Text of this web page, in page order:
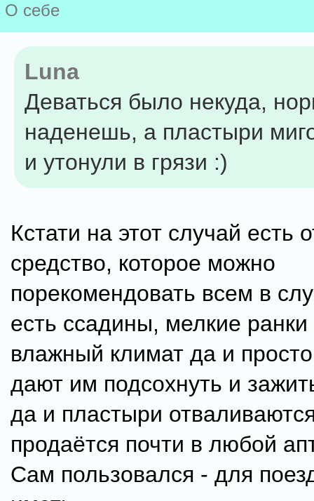
О себе
Luna
Деваться было некуда,
наденешь, а пластыри
и утонули в грязи :)
Кстати на этот случай есть
средство, которое можно
порекомендовать всем в
есть ссадины, мелкие ранки
влажный климат да и
дают им подсохнуть и
да и пластыри
продаётся почти в любой
Сам пользовался - для